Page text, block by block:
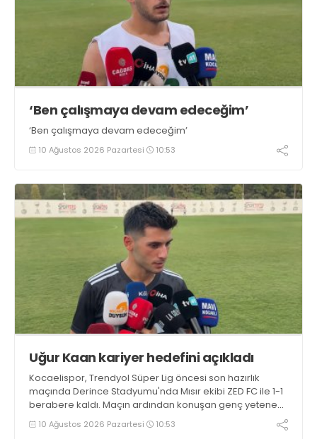
‘Ben çalışmaya devam edeceğim’
‘Ben çalışmaya devam edeceğim’
10 Ağustos 2026 Pazartesi 10:53
Uğur Kaan kariyer hedefini açıkladı
Kocaelispor, Trendyol Süper Lig öncesi son hazırlık
maçında Derince Stadyumu'nda Mısır ekibi ZED FC ile 1-1
berabere kaldı. Maçın ardından konuşan genç yetenek
Uğur Kaan Yıldız, "İlk yarı iyi değildik ama soyunma
odasındaki uyarılarla kendimize geldik. Tek önceliğim
10 Ağustos 2026 Pazartesi 10:53